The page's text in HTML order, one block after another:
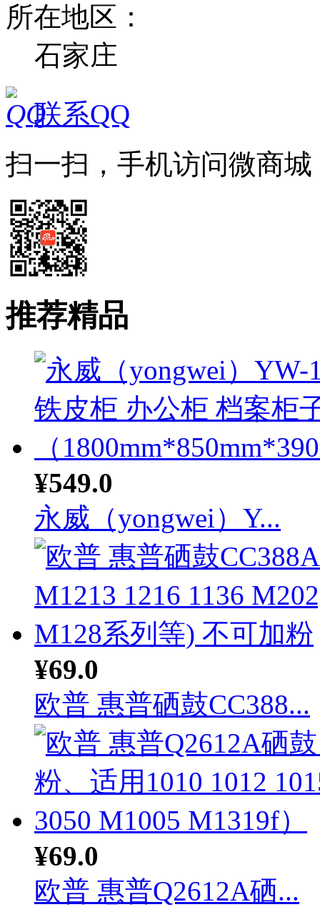
所在地区：
石家庄
联系QQ
扫一扫，手机访问微商城
推荐精品
¥549.0
永威（yongwei）Y...
¥69.0
欧普 惠普硒鼓CC388...
¥69.0
欧普 惠普Q2612A硒...